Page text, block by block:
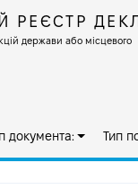
держави або місцевого
документа: Тип